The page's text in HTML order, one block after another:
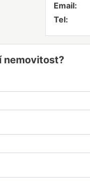
Email:
Tel:
nemovitost?